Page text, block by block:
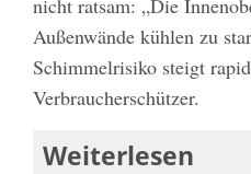
Außenwände kühlen zu
Schimmelrisiko steigt
Verbraucherschützer.
Weiterlesen